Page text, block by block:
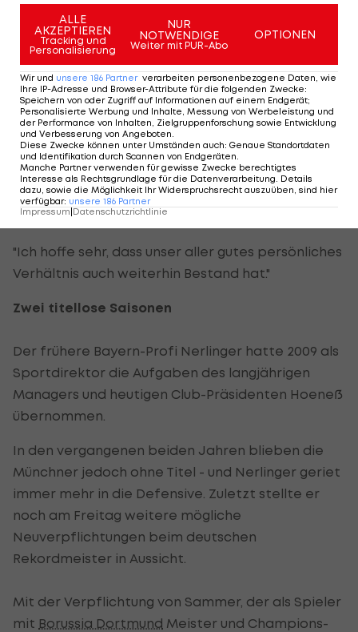
Höhepunkt des verlorenen Heim-Endspiels in der
Champions League gegen Chelsea.
Dabei war der Vertrag mit Nerlinger erst im
vergangenen November vorzeitig um zwei
weitere Jahre bis 2014 verlängert worden. "Ich
möchte mich im Namen des Clubs bei Christian
Nerlinger ausdrücklich für seine Arbeit in den
vergangenen vier Jahren beim FC Bayern
bedanken", erklärte Bayerns
Aufsichtsratsvorsitzender Uli Hoeneß am Montag.
"Ich hoffe sehr, dass unser aller gutes persönliches
Verhältnis auch weiterhin Bestand hat."
Zwei titellose Saisonen
Der frühere Bayern-Profi Nerlinger hatte 2009 als
Sportdirektor die Aufgaben des langjährigen
Managers und heutigen Club-Präsidenten Hoeneß
übernommen.
In den vergangenen beiden Jahren blieben die
Münchner jedoch ohne Titel - und Nerlinger geriet
immer mehr in die Defensive. Zuletzt stellte er
noch am Freitag weitere mögliche
Neuverpflichtungen beim deutschen
Rekordmeister in Aussicht.
Mit der Verpflichtung von Sammer, der als Spieler
mit Borussia Dortmund Meister und Champions-
ALLE
AKZEPTIEREN
Tracking und
Personalisierung
NUR
NOTWENDIGE
Weiter mit PUR-Abo
OPTIONEN
Wir und unsere 186 Partner verarbeiten personenbezogene Daten, wie
Ihre IP-Adresse und Browser-Attribute für die folgenden Zwecke:
Speichern von oder Zugriff auf Informationen auf einem Endgerät;
Personalisierte Werbung und Inhalte, Messung von Werbeleistung und
der Performance von Inhalten, Zielgruppenforschung sowie Entwicklung
und Verbesserung von Angeboten.
Diese Zwecke können unter Umständen auch: Genaue Standortdaten
und Identifikation durch Scannen von Endgeräten.
Manche Partner verwenden für gewisse Zwecke berechtigtes
Interesse als Rechtsgrundlage für die Datenverarbeitung. Details
dazu, sowie die Möglichkeit Ihr Widerspruchsrecht auszuüben, sind hier
verfügbar: unsere 186 Partner
Impressum Datenschutzrichtlinie